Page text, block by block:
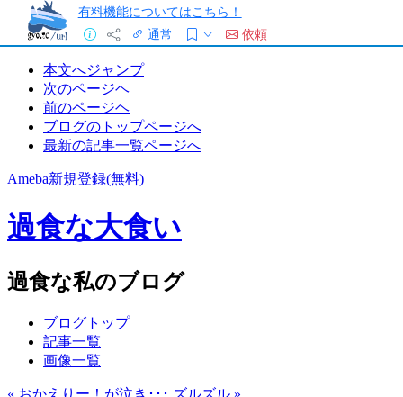
有料機能についてはこちら！
通常
依頼